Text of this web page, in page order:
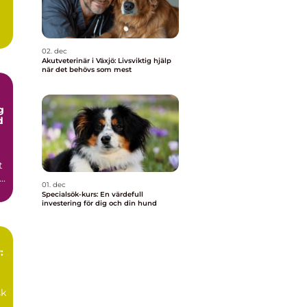
02. dec
Akutveterinär i Växjö: Livsviktig hjälp
när det behövs som mest
01. dec
Specialsök-kurs: En värdefull
investering för dig och din hund